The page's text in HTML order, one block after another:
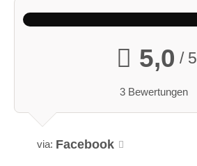
5,0 / 5
3 Bewertungen
via: Facebook